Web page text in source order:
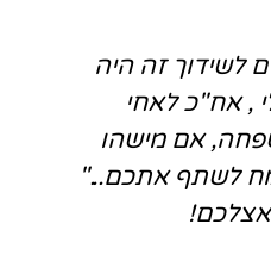
לשידוך זה היה
, אח"כ לאחי
אם מישהו
לשתף אתכם..."